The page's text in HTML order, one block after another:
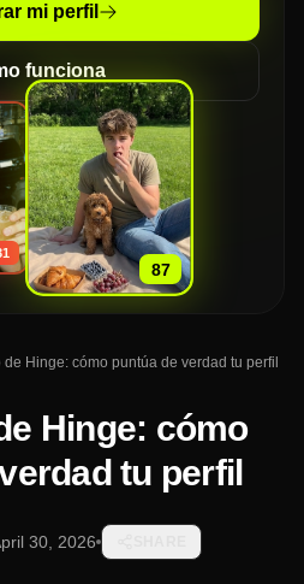
mi perfil
funciona
»
87
de Hinge: cómo puntúa de verdad tu perfil
Hinge: cómo
tu perfil
30, 2026